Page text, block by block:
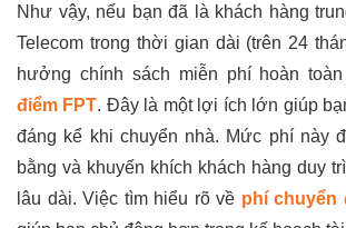
Như vậy, nếu bạn đã là khách hàng
Telecom trong thời gian dài (trên 24
hưởng chính sách miễn phí hoàn
điểm FPT. Đây là một lợi ích lớn giúp
đáng kể khi chuyển nhà. Mức phí này
bằng và khuyến khích khách hàng duy
lâu dài. Việc tìm hiểu rõ về phí chuyển